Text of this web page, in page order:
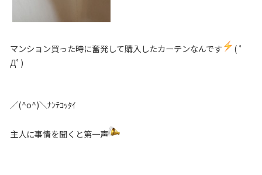
マンション買った時に奮発して購入したカーテンなんです
( ﾟ
Дﾟ)
／(^o^)＼ﾅﾝﾃｺｯﾀｲ
主人に事情を聞くと第一声